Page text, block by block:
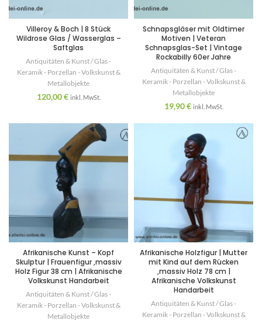
Villeroy & Boch | 8 Stück
Wildrose Glas / Wasserglas –
Saftglas
Antiquitäten & Kunst / Glas -
Keramik - Porzellan - Volkskunst &
Metallobjekte
120,00€ inkl. MwSt.
Schnapsgläser mit Oldtimer
Motiven | Veteran
Schnapsglas-Set | Vintage
Rockabilly 60er Jahre
Antiquitäten & Kunst / Glas -
Keramik - Porzellan - Volkskunst &
Metallobjekte
19,90€ inkl. MwSt.
Afrikanische Kunst – Kopf
Skulptur | Frauenfigur ,massiv
Holz Figur 38 cm | Afrikanische
Volkskunst Handarbeit
Antiquitäten & Kunst / Glas -
Keramik - Porzellan - Volkskunst &
Metallobjekte
Afrikanische Holzfigur | Mutter
mit Kind auf dem Rücken
,massiv Holz 78 cm |
Afrikanische Volkskunst
Handarbeit
Antiquitäten & Kunst / Glas -
Keramik - Porzellan - Volkskunst &